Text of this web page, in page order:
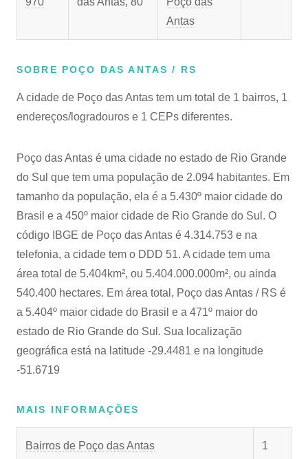
Antas
SOBRE POÇO DAS ANTAS / RS
A cidade de Poço das Antas tem um total de 1 bairros, 1
endereços/logradouros e 1 CEPs diferentes.
Poço das Antas é uma cidade no estado de Rio Grande
do Sul que tem uma população de 2.094 habitantes. Em
tamanho da população, ela é a 5.430º maior cidade do
Brasil e a 450º maior cidade de Rio Grande do Sul. O
código IBGE de Poço das Antas é 4.314.753 e na
telefonia, a cidade tem o DDD 51. A cidade tem uma
área total de 5.404km², ou 5.404.000.000m², ou ainda
540.400 hectares. Em área total, Poço das Antas / RS é
a 5.404º maior cidade do Brasil e a 471º maior do
estado de Rio Grande do Sul. Sua localização
geográfica está na latitude -29.4481 e na longitude
-51.6719
MAIS INFORMAÇÕES
Bairros de Poço das Antas 1